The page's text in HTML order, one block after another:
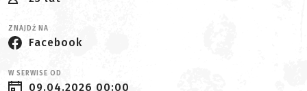
ZNAJDŹ NA
Facebook
W SERWISE OD
09.04.2026 00:00